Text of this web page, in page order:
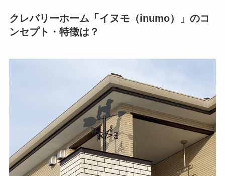
クレバリーホーム「イヌモ（inumo）」のコ
ンセプト・特徴は？